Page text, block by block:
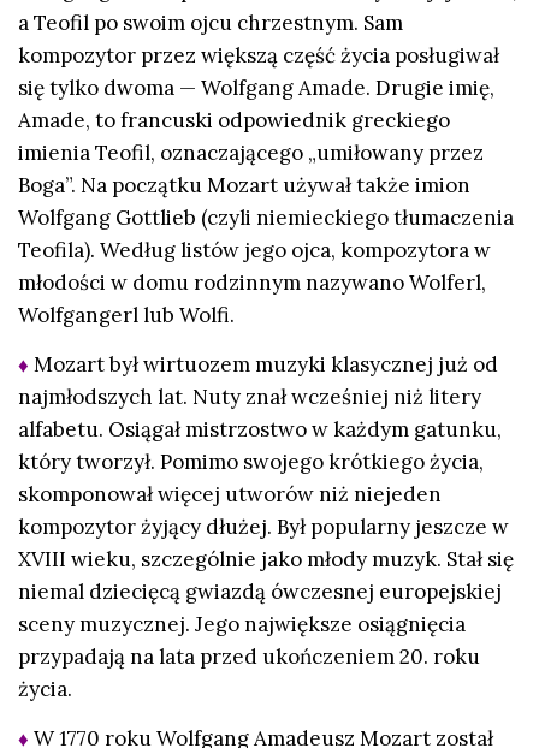
a Teofil po swoim ojcu chrzestnym. Sam
kompozytor przez większą część życia posługiwał
się tylko dwoma — Wolfgang Amade. Drugie imię,
Amade, to francuski odpowiednik greckiego
imienia Teofil, oznaczającego „umiłowany przez
Boga”. Na początku Mozart używał także imion
Wolfgang Gottlieb (czyli niemieckiego tłumaczenia
Teofila). Według listów jego ojca, kompozytora w
młodości w domu rodzinnym nazywano Wolferl,
Wolfgangerl lub Wolfi.
♦ Mozart był wirtuozem muzyki klasycznej już od
najmłodszych lat. Nuty znał wcześniej niż litery
alfabetu. Osiągał mistrzostwo w każdym gatunku,
który tworzył. Pomimo swojego krótkiego życia,
skomponował więcej utworów niż niejeden
kompozytor żyjący dłużej. Był popularny jeszcze w
XVIII wieku, szczególnie jako młody muzyk. Stał się
niemal dziecięcą gwiazdą ówczesnej europejskiej
sceny muzycznej. Jego największe osiągnięcia
przypadają na lata przed ukończeniem 20. roku
życia.
♦ W 1770 roku Wolfgang Amadeusz Mozart został